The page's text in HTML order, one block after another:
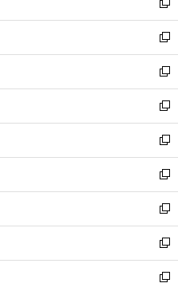
ド
ウ
で
開
く
ィ
ン
ド
ウ
で
開
く
い
ウ
ィ
ン
ド
ウ
で
開
く
新
し
い
ウ
ィ
ン
ド
ウ
で
開
く
新
し
い
ウ
ィ
ン
ド
ウ
で
開
く
新
し
い
ウ
ィ
ン
ド
ウ
で
開
く
新
し
い
ウ
ィ
ン
ド
ウ
で
開
く
新
し
い
ウ
ィ
ン
ド
ウ
で
新
し
い
ウ
ィ
ン
ド
新
し
い
ウ
ィ
新
し
い